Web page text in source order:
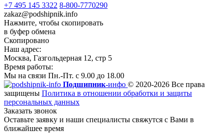
+7 495 145 3322 8-800-7770290
zakaz@podshipnik.info
Нажмите, чтобы скопировать
в буфер обмена
Скопировано
Наш адрес:
Москва, Газгольдерная 12, стр 5
Время работы:
Мы на связи Пн.-Пт. с 9.00 до 18.00
Подшипник-инфо © 2020-2026 Все права
защищены Политика в отношении обработки и защиты
персональных данных
Заказать звонок
Оставьте заявку и наши специалисты свяжутся с Вами в
ближайшее время